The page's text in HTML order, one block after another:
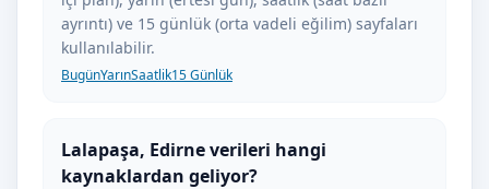
ayrıntı) ve 15 günlük (orta vadeli eğilim) sayfaları
kullanılabilir.
BugünYarınSaatlik15 Günlük
Lalapaşa, Edirne verileri hangi
kaynaklardan geliyor?